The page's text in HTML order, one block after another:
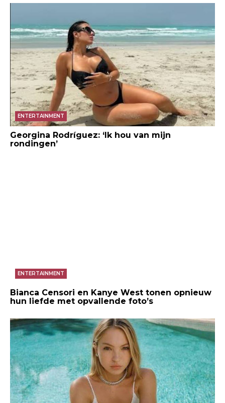
ENTERTAINMENT
Georgina Rodríguez: ‘Ik hou van mijn
rondingen’
ENTERTAINMENT
Bianca Censori en Kanye West tonen opnieuw
hun liefde met opvallende foto’s